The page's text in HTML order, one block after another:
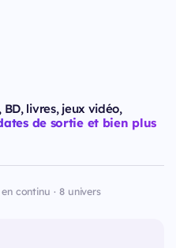
BD, livres, jeux vidéo,
de sortie et bien plus
continu · 8 univers